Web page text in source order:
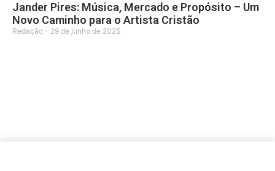
Jander Pires: Música, Mercado e Propósito – Um
Novo Caminho para o Artista Cristão
Redação 29 de junho de 2025